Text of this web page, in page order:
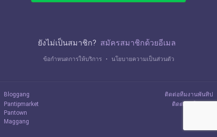
ยังไม่เป็นสมาชิก? สมัครสมาชิกด้วยอีเมล
ข้อกำหนดการให้บริการ ・ นโยบายความเป็นส่วนตัว
Bloggang
Pantipmarket
Pantown
Maggang
ติดต่อทีมงานพันทิป
ติดต่อลงโฆษณา